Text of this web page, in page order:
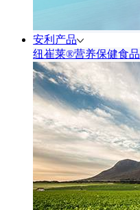
安利产品
纽崔莱®营养保健食品